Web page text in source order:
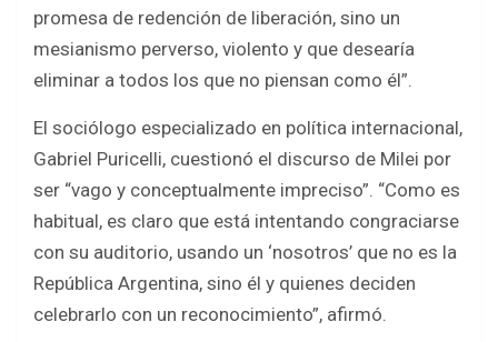
promesa de redención de liberación, sino un
mesianismo perverso, violento y que desearía
eliminar a todos los que no piensan como él”.
El sociólogo especializado en política internacional,
Gabriel Puricelli, cuestionó el discurso de Milei por
ser “vago y conceptualmente impreciso”. “Como es
habitual, es claro que está intentando congraciarse
con su auditorio, usando un ‘nosotros’ que no es la
República Argentina, sino él y quienes deciden
celebrarlo con un reconocimiento”, afirmó.